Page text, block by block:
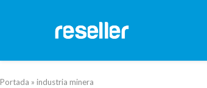
Portada » industria minera